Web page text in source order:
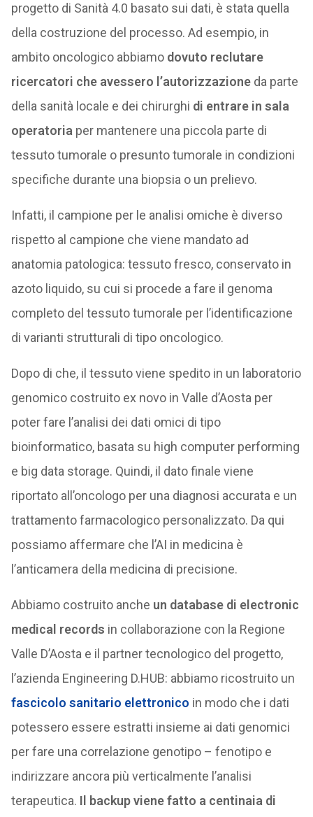
progetto di Sanità 4.0 basato sui dati, è stata quella
della costruzione del processo. Ad esempio, in
ambito oncologico abbiamo dovuto reclutare
ricercatori che avessero l’autorizzazioneda parte
della sanità locale e dei chirurghi di entrare in sala
operatoria per mantenere una piccola parte di
tessuto tumorale o presunto tumorale in condizioni
specifiche durante una biopsia o un prelievo.
Infatti, il campione per le analisi omiche è diverso
rispetto al campione che viene mandato ad
anatomia patologica: tessuto fresco, conservato in
azoto liquido, su cui si procede a fare il genoma
completo del tessuto tumorale per l’identificazione
di varianti strutturali di tipo oncologico.
Dopo di che, il tessuto viene spedito in un laboratorio
genomico costruito ex novo in Valle d’Aosta per
poter fare l’analisi dei dati omici di tipo
bioinformatico, basata su high computer performing
e big data storage. Quindi, il dato finale viene
riportato all’oncologo per una diagnosi accurata e un
trattamento farmacologico personalizzato. Da qui
possiamo affermare che l’AI in medicina è
l’anticamera della medicina di precisione.
Abbiamo costruito anche un database di electronic
medical records in collaborazione con la Regione
Valle D’Aosta e il partner tecnologico del progetto,
l’azienda Engineering D.HUB: abbiamo ricostruito un
fascicolo sanitario elettronico in modo che i dati
potessero essere estratti insieme ai dati genomici
per fare una correlazione genotipo – fenotipo e
indirizzare ancora più verticalmente l’analisi
terapeutica. Il backup viene fatto a centinaia di